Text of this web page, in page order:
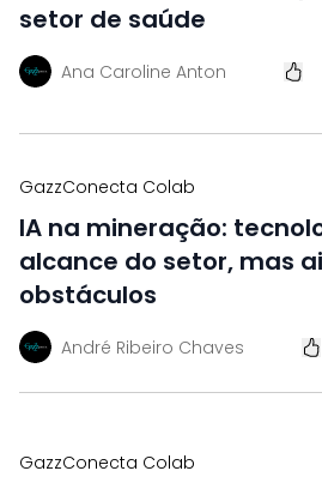
setor de saúde
Ana Caroline Anton
GazzConecta Colab
IA na mineração:
alcance do setor, mas
obstáculos
André Ribeiro Chaves
GazzConecta Colab